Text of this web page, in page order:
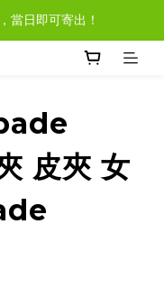
樣免運哦。
當日即可寄出！
皮夾 女